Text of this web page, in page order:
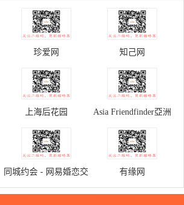
珍爱网 知己网
上海后花园 Asia Friendfinder亞洲
單身男女的約會交友網
同城约会 - 网易婚恋交 有缘网